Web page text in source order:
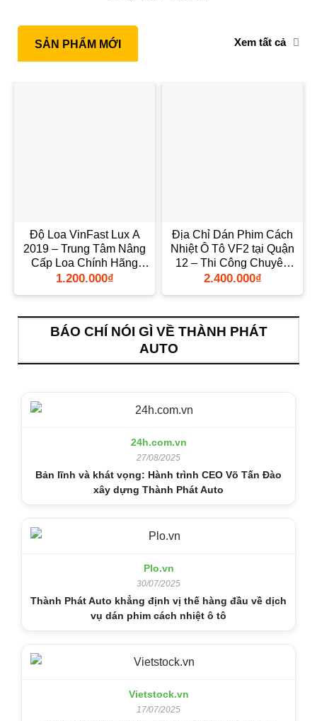
SẢN PHẨM MỚI Xem tất cả
Độ Loa VinFast Lux A
2019 – Trung Tâm Nâng
Cấp Loa Chính Hãng
TPHCM
1.200.000₫
Địa Chỉ Dán Phim Cách
Nhiệt Ô Tô VF2 tại Quận
12 – Thi Công Chuyên
Nghiệp
2.400.000₫
BÁO CHÍ NÓI GÌ VỀ THÀNH PHÁT
AUTO
24h.com.vn
27/08/2025
Bản lĩnh và khát vọng: Hành trình CEO Võ Tấn Đào
xây dựng Thành Phát Auto
Plo.vn
30/07/2025
Thành Phát Auto khẳng định vị thế hàng đầu về dịch
vụ dán phim cách nhiệt ô tô
Vietstock.vn
17/07/2025